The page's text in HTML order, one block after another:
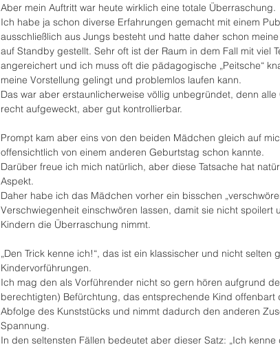
Aber mein Auftritt war heute wirklich eine totale Überraschung.
Ich habe ja schon diverse Erfahrungen gemacht mit einem
ausschließlich aus Jungs besteht und hatte daher schon
auf Standby gestellt. Sehr oft ist der Raum in dem Fall mit viel
angereichert und ich muss oft die pädagogische „Peitsche“
meine Vorstellung gelingt und problemlos laufen kann.
Das war aber erstaunlicherweise völlig unbegründet, denn alle
recht aufgeweckt, aber gut kontrollierbar.
Prompt kam aber eins von den beiden Mädchen gleich auf
offensichtlich von einem anderen Geburtstag schon kannte.
Darüber freue ich mich natürlich, aber diese Tatsache hat
Aspekt.
Daher habe ich das Mädchen vorher ein bisschen
Verschwiegenheit einschwören lassen, damit sie nicht spoilert
Kindern die Überraschung nimmt.
„Den Trick kenne ich!“, das ist ein klassischer und nicht selten
Kindervorführungen.
Ich mag den als Vorführender nicht so gern hören aufgrund
berechtigten) Befürchtung, das entsprechende Kind offenbart
Abfolge des Kunststücks und nimmt dadurch den anderen
Spannung.
In den seltensten Fällen bedeutet aber dieser Satz: „Ich